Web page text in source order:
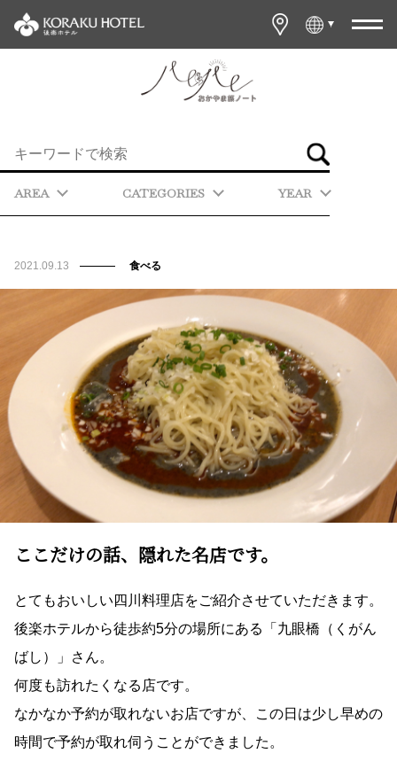
AREA CATEGORIES YEAR
2021.09.13 食べる
ここだけの話、隠れた名店です。
とてもおいしい四川料理店をご紹介させていただきます。
後楽ホテルから徒歩約5分の場所にある「九眼橋（くがん
ばし）」さん。
何度も訪れたくなる店です。
なかなか予約が取れないお店ですが、この日は少し早めの
時間で予約が取れ伺うことができました。